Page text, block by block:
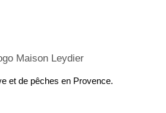
et de pêches en Provence.